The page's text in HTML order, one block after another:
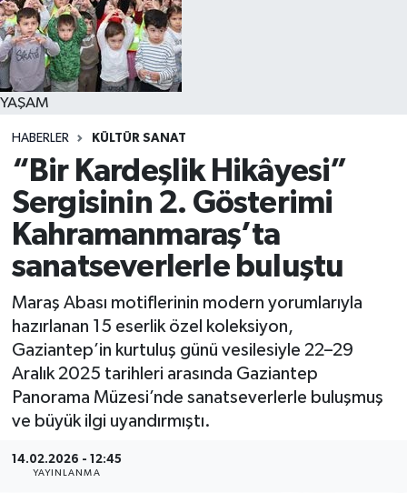
YAŞAM
HABERLER KÜLTÜR SANAT
“Bir Kardeşlik Hikâyesi”
Sergisinin 2. Gösterimi
Kahramanmaraş’ta
sanatseverlerle buluştu
Maraş Abası motiflerinin modern yorumlarıyla
hazırlanan 15 eserlik özel koleksiyon,
Gaziantep’in kurtuluş günü vesilesiyle 22–29
Aralık 2025 tarihleri arasında Gaziantep
Panorama Müzesi’nde sanatseverlerle buluşmuş
ve büyük ilgi uyandırmıştı.
14.02.2026 - 12:45
YAYINLANMA
YAŞAM